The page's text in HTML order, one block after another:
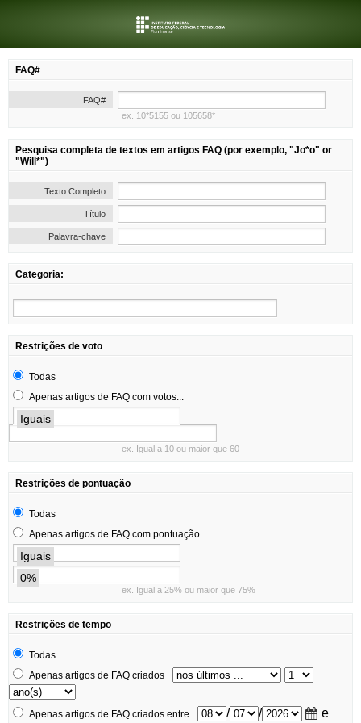
FAQ#
FAQ#
ex. 10*5155 ou 105658*
Pesquisa completa de textos em artigos FAQ (por exemplo, "Jo*o" or
"Will*")
Texto Completo
Título
Palavra-chave
Categoria:
Restrições de voto
Todas
Apenas artigos de FAQ com votos...
Iguais
ex. Igual a 10 ou maior que 60
Restrições de pontuação
Todas
Apenas artigos de FAQ com pontuação...
Iguais
0%
ex. Igual a 25% ou maior que 75%
Restrições de tempo
Todas
Apenas artigos de FAQ criados
Apenas artigos de FAQ criados entre / / e